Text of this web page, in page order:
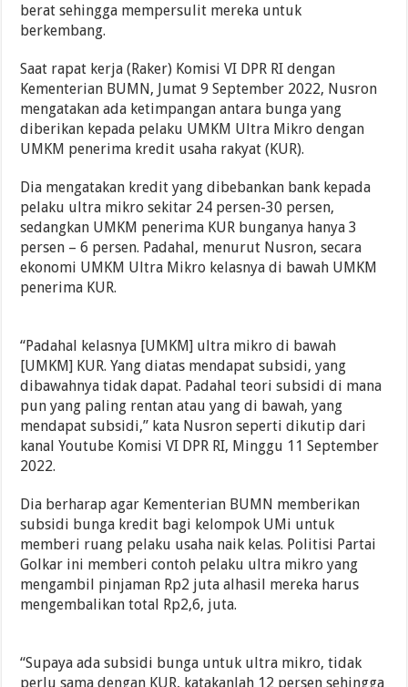
berat sehingga mempersulit mereka untuk
berkembang.
Saat rapat kerja (Raker) Komisi VI DPR RI dengan
Kementerian BUMN, Jumat 9 September 2022, Nusron
mengatakan ada ketimpangan antara bunga yang
diberikan kepada pelaku UMKM Ultra Mikro dengan
UMKM penerima kredit usaha rakyat (KUR).
Dia mengatakan kredit yang dibebankan bank kepada
pelaku ultra mikro sekitar 24 persen-30 persen,
sedangkan UMKM penerima KUR bunganya hanya 3
persen – 6 persen. Padahal, menurut Nusron, secara
ekonomi UMKM Ultra Mikro kelasnya di bawah UMKM
penerima KUR.
“Padahal kelasnya [UMKM] ultra mikro di bawah
[UMKM] KUR. Yang diatas mendapat subsidi, yang
dibawahnya tidak dapat. Padahal teori subsidi di mana
pun yang paling rentan atau yang di bawah, yang
mendapat subsidi,” kata Nusron seperti dikutip dari
kanal Youtube Komisi VI DPR RI, Minggu 11 September
2022.
Dia berharap agar Kementerian BUMN memberikan
subsidi bunga kredit bagi kelompok UMi untuk
memberi ruang pelaku usaha naik kelas. Politisi Partai
Golkar ini memberi contoh pelaku ultra mikro yang
mengambil pinjaman Rp2 juta alhasil mereka harus
mengembalikan total Rp2,6, juta.
“Supaya ada subsidi bunga untuk ultra mikro, tidak
perlu sama dengan KUR, katakanlah 12 persen sehingga